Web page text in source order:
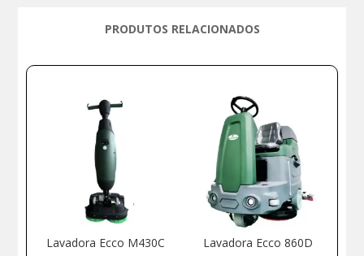
PRODUTOS RELACIONADOS
Lavadora Ecco M430C Lavadora Ecco 860D